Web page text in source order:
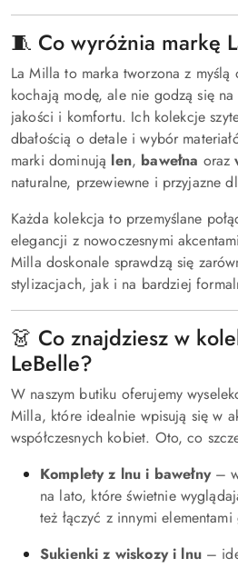
🧵 Co wyróżnia markę
La Milla to marka tworzona z
kochają modę, ale nie godzą się
jakości i komfortu. Ich kolekcje
dbałością o detale i wybór
marki dominują len, bawełna oraz
naturalne, przewiewne i przyjazne
Każda kolekcja to przemyślane
elegancji z nowoczesnymi
Milla doskonale sprawdzą się
stylizacjach, jak i na bardziej
👗 Co znajdziesz w
LeBelle?
W naszym butiku oferujemy
Milla, które idealnie wpisują się w
współczesnych kobiet. Oto, co
Komplety z lnu i bawełny–
na lato, które świetnie
też łączyć z innymi
Sukienki z wiskozy i lnu–